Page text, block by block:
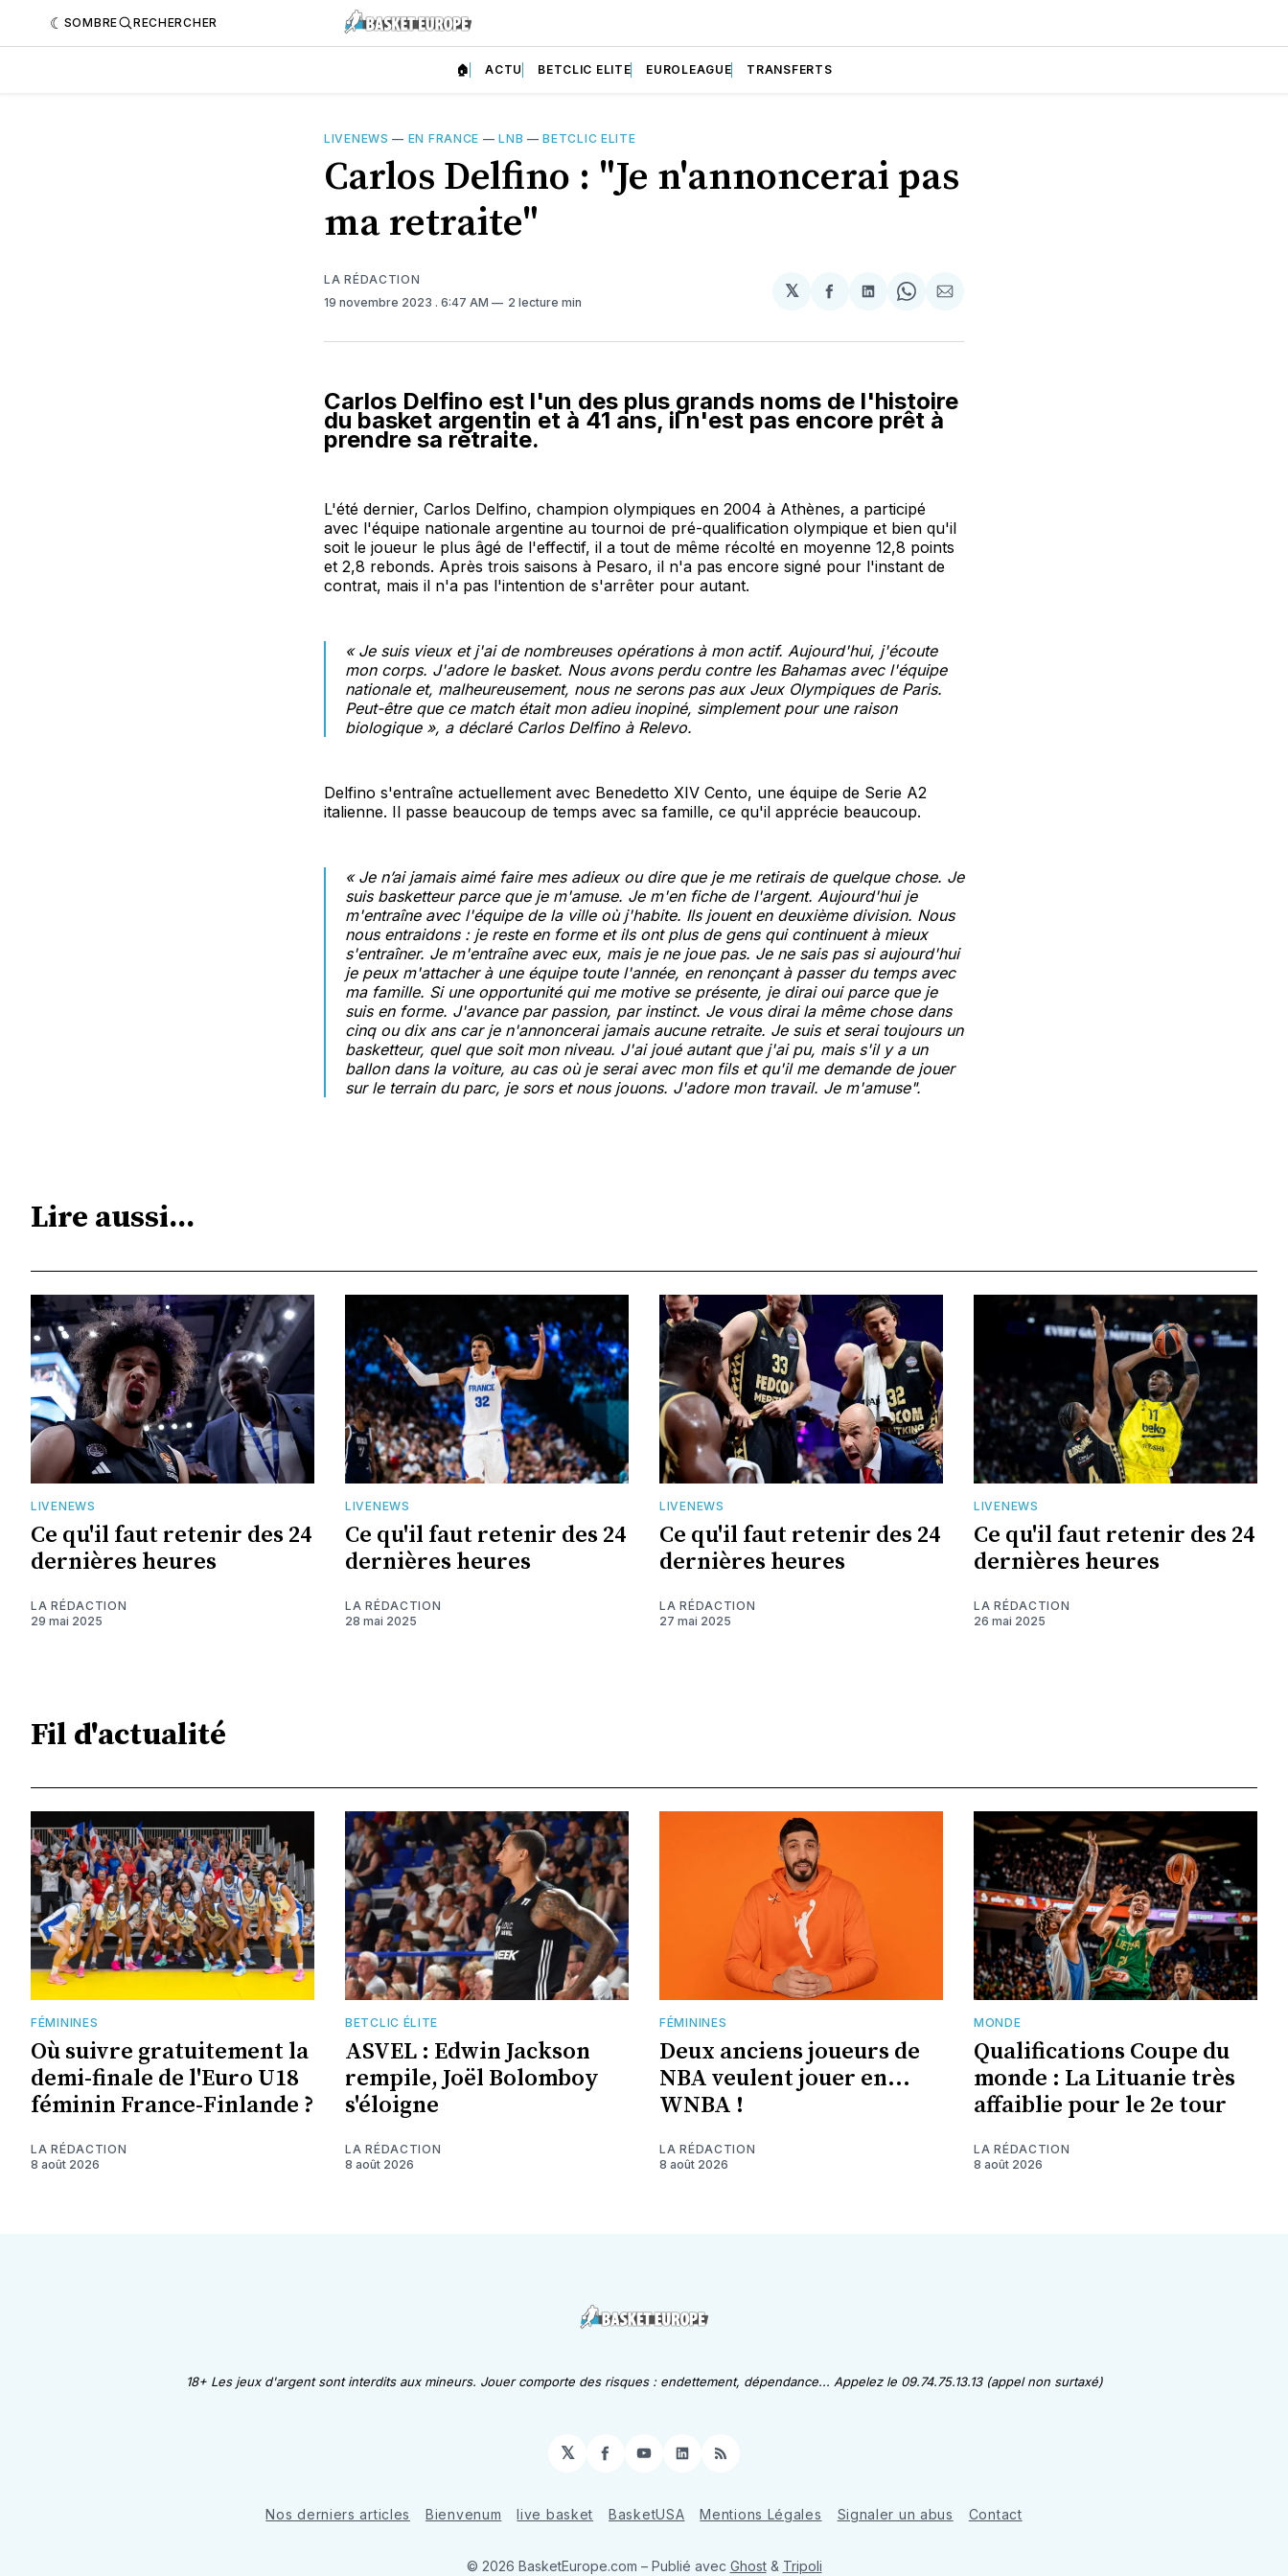
SOMBRE RECHERCHER
🏠 ACTU BETCLIC ELITE EUROLEAGUE TRANSFERTS
LIVENEWS — EN FRANCE —LNB —BETCLIC ELITE
Carlos Delfino : "Je n'annoncerai pas
ma retraite"
LA RÉDACTION
19 novembre 2023 . 6:47 AM 2 lecture min
𝕏
Partager
Facebook
Partager
LinkedIn
Share
WhatsApp
Partager
Courriel
Carlos Delfino est l'un des plus grands noms de l'histoire
du basket argentin et à 41 ans, il n'est pas encore prêt à
prendre sa retraite.
L'été dernier, Carlos Delfino, champion olympiques en 2004 à Athènes, a participé
avec l'équipe nationale argentine au tournoi de pré-qualification olympique et bien qu'il
soit le joueur le plus âgé de l'effectif, il a tout de même récolté en moyenne 12,8 points
et 2,8 rebonds. Après trois saisons à Pesaro, il n'a pas encore signé pour l'instant de
contrat, mais il n'a pas l'intention de s'arrêter pour autant.
« Je suis vieux et j'ai de nombreuses opérations à mon actif. Aujourd'hui, j'écoute
mon corps. J'adore le basket. Nous avons perdu contre les Bahamas avec l'équipe
nationale et, malheureusement, nous ne serons pas aux Jeux Olympiques de Paris.
Peut-être que ce match était mon adieu inopiné, simplement pour une raison
biologique », a déclaré Carlos Delfino à Relevo.
Delfino s'entraîne actuellement avec Benedetto XIV Cento, une équipe de Serie A2
italienne. Il passe beaucoup de temps avec sa famille, ce qu'il apprécie beaucoup.
« Je n’ai jamais aimé faire mes adieux ou dire que je me retirais de quelque chose. Je
suis basketteur parce que je m'amuse. Je m'en fiche de l'argent. Aujourd'hui je
m'entraîne avec l'équipe de la ville où j'habite. Ils jouent en deuxième division. Nous
nous entraidons : je reste en forme et ils ont plus de gens qui continuent à mieux
s'entraîner. Je m'entraîne avec eux, mais je ne joue pas. Je ne sais pas si aujourd'hui
je peux m'attacher à une équipe toute l'année, en renonçant à passer du temps avec
ma famille. Si une opportunité qui me motive se présente, je dirai oui parce que je
suis en forme. J'avance par passion, par instinct. Je vous dirai la même chose dans
cinq ou dix ans car je n'annoncerai jamais aucune retraite. Je suis et serai toujours un
basketteur, quel que soit mon niveau. J'ai joué autant que j'ai pu, mais s'il y a un
ballon dans la voiture, au cas où je serai avec mon fils et qu'il me demande de jouer
sur le terrain du parc, je sors et nous jouons. J'adore mon travail. Je m'amuse".
Lire aussi...
LIVENEWS
Ce qu'il faut retenir des 24
dernières heures
LA RÉDACTION
29 mai 2025
LIVENEWS
Ce qu'il faut retenir des 24
dernières heures
LA RÉDACTION
28 mai 2025
LIVENEWS
Ce qu'il faut retenir des 24
dernières heures
LA RÉDACTION
27 mai 2025
LIVENEWS
Ce qu'il faut retenir des 24
dernières heures
LA RÉDACTION
26 mai 2025
Fil d'actualité
FÉMININES
Où suivre gratuitement la
demi-finale de l'Euro U18
féminin France-Finlande ?
LA RÉDACTION
8 août 2026
BETCLIC ÉLITE
ASVEL : Edwin Jackson
rempile, Joël Bolomboy
s'éloigne
LA RÉDACTION
8 août 2026
FÉMININES
Deux anciens joueurs de
NBA veulent jouer en...
WNBA !
LA RÉDACTION
8 août 2026
MONDE
Qualifications Coupe du
monde : La Lituanie très
affaiblie pour le 2e tour
LA RÉDACTION
8 août 2026
18+ Les jeux d'argent sont interdits aux mineurs. Jouer comporte des risques : endettement, dépendance... Appelez le 09.74.75.13.13 (appel non surtaxé)
𝕏 Facebook
YouTube
LinkedIn
RSS
Nos derniers articles Bienvenum live basket BasketUSA Mentions Légales Signaler un abus Contact
© 2026 BasketEurope.com – Publié avec Ghost& Tripoli